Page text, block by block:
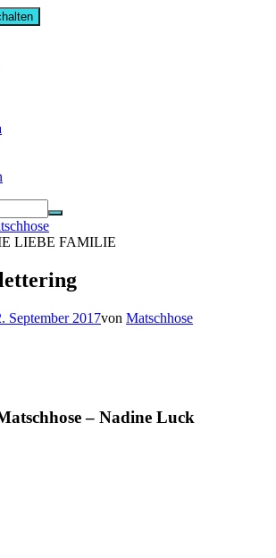
LIEBE FAMILIE
September 2017von Matschhose
– Nadine Luck